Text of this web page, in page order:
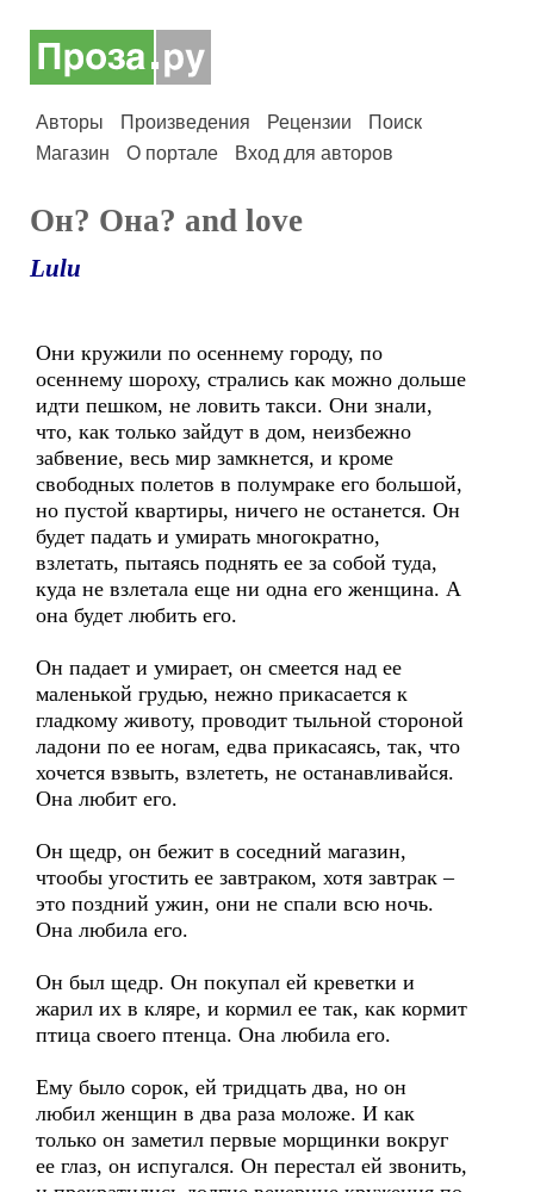
Авторы Произведения Рецензии
Поиск
Магазин
О портале Вход для авторов
Он? Она? and love
Lulu
Они кружили по осеннему городу, по
осеннему шороху, стрались как можно дольше
идти пешком, не ловить такси. Они знали,
что, как только зайдут в дом, неизбежно
забвение, весь мир замкнется, и кроме
свободных полетов в полумраке его большой,
но пустой квартиры, ничего не останется. Он
будет падать и умирать многократно,
взлетать, пытаясь поднять ее за собой туда,
куда не взлетала еще ни одна его женщина. А
она будет любить его.
Он падает и умирает, он смеется над ее
маленькой грудью, нежно прикасается к
гладкому животу, проводит тыльной стороной
ладони по ее ногам, едва прикасаясь, так, что
хочется взвыть, взлететь, не останавливайся.
Она любит его.
Он щедр, он бежит в соседний магазин,
чтообы угостить ее завтраком, хотя завтрак –
это поздний ужин, они не спали всю ночь.
Она любила его.
Он был щедр. Он покупал ей креветки и
жарил их в кляре, и кормил ее так, как кормит
птица своего птенца. Она любила его.
Ему было сорок, ей тридцать два, но он
любил женщин в два раза моложе. И как
только он заметил первые морщинки вокруг
ее глаз, он испугался. Он перестал ей звонить,